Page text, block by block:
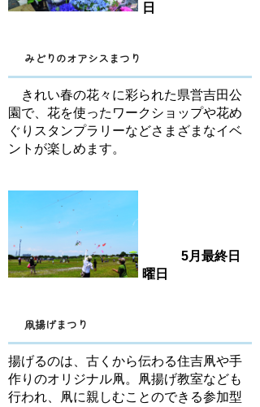
みどりのオアシスまつり
日
きれい春の花々に彩られた県営吉田公
園で、花を使ったワークショップや花め
ぐりスタンプラリーなどさまざまなイベ
ントが楽しめます。
凧揚げまつり
5月最終日
曜日
揚げるのは、古くから伝わる住吉凧や手
作りのオリジナル凧。凧揚げ教室なども
行われ、凧に親しむことのできる参加型